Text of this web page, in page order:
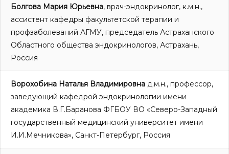
Болгова Мария Юрьевна, врач-эндокринолог, к.м.н.,
ассистент кафедры факультетской терапии и
профзаболеваний АГМУ, председатель Астраханского
Областного общества эндокринологов, Астрахань,
Россия
Ворохобина Наталья Владимировна д.м.н., профессор,
заведующий кафедрой эндокринологии имени
академика В.Г.Баранова ФГБОУ ВО «Северо-Западный
государственный медицинский университет имени
И.И.Мечникова», Санкт-Петербург, Россия